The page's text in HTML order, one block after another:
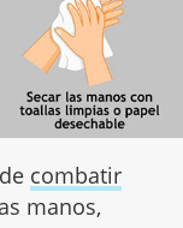
combatir
manos,